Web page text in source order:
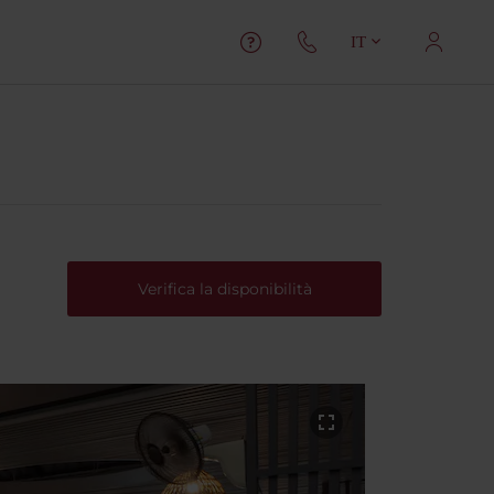
IT
Verifica la disponibilità